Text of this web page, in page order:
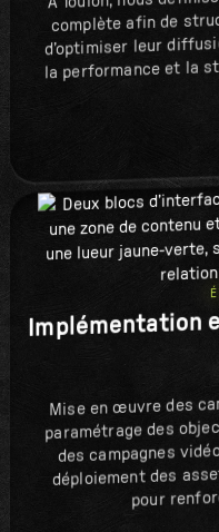
complète afin de
d’optimiser leur
la performance et la
Implémentation
Mise en œuvre des
paramétrage des
des campagnes
déploiement des
pour